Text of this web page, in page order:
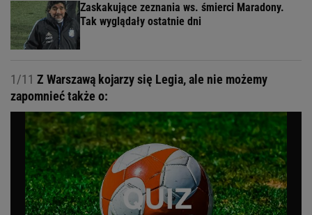
Zaskakujące zeznania ws. śmierci Maradony.
Tak wyglądały ostatnie dni
1/11 Z Warszawą kojarzy się Legia, ale nie możemy
zapomnieć także o: